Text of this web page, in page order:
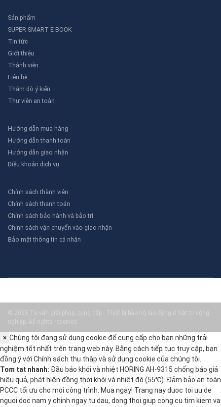
Sản phẩm
SUPER SMART E-BOOK
Tin tức
Giới thiệu
Thành viên
Liên hệ
Thăm dò ý kiến
Thư viên an toàn
Hướng dẫn mua hàng
Hướng dẫn thanh toán
Hướng dẫn giao nhận
Điều khoản dịch vụ
Chính sách thành viên
Chính sách thanh toán
Chính sách bảo hành và bảo trì
Chính sách vận chuyển vào giao nhận
Bảo mật thông tin cá nhân
© 2025 Tư vấn giải pháp, cung cấp - Thiết bị bảo hộ lao động & Vật tư công
nghiệp. All rights reserved.
× Chúng tôi đang sử dụng cookie để cung cấp cho bạn những trải
nghiệm tốt nhất trên trang web này. Bằng cách tiếp tục truy cập, bạn
đồng ý với Chính sách thu thập và sử dụng cookie của chúng tôi.
Tom tat nhanh: Đầu báo khói và nhiệt HORING AH-9315 chống báo giả
hiệu quả, phát hiện đồng thời khói và nhiệt độ (55℃). Đảm bảo an toàn
PCCC tối ưu cho mọi công trình. Mua ngay! Trang nay duoc toi uu de
nguoi doc nam y chinh ngay tu dau, dong thoi giup cong cu tim kiem va